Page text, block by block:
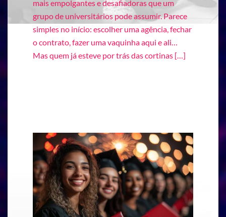
mais empolgantes e desafiadoras que um
grupo de universitários pode assumir. Parece
simples no início: escolher uma agência, fechar
o contrato, fazer uma vaquinha aqui e ali…
Mas quem já esteve por trás das cortinas […]